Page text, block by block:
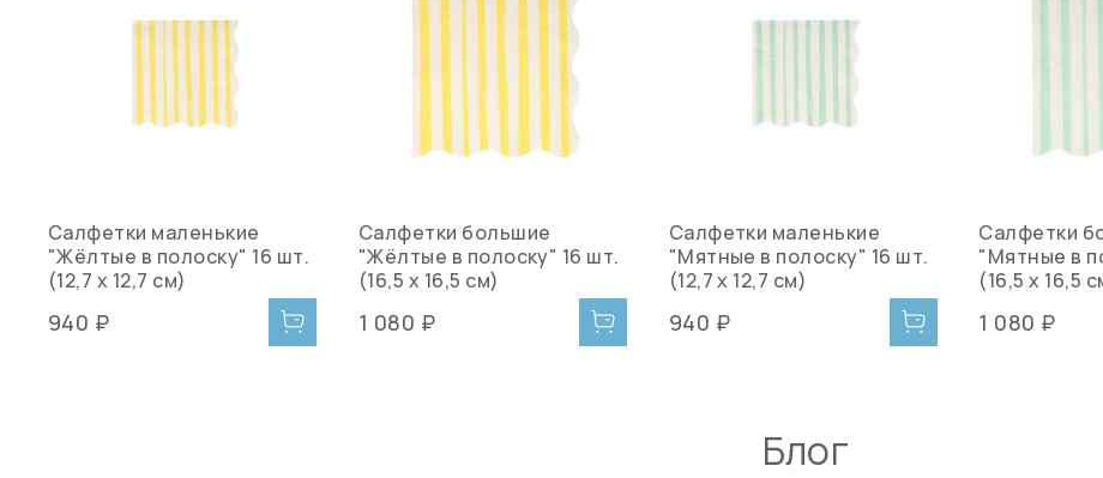
Салфетки маленькие
"Жёлтые в полоску" 16 шт.
(12,7 х 12,7 см)
940 ₽
Салфетки большие
"Жёлтые в полоску" 16 шт.
(16,5 х 16,5 см)
1 080 ₽
Салфетки маленькие
"Мятные в полоску" 16 шт.
(12,7 х 12,7 см)
940 ₽
Салфетки
"Мятные в
(16,5 х 16,5
1 080 ₽
Блог